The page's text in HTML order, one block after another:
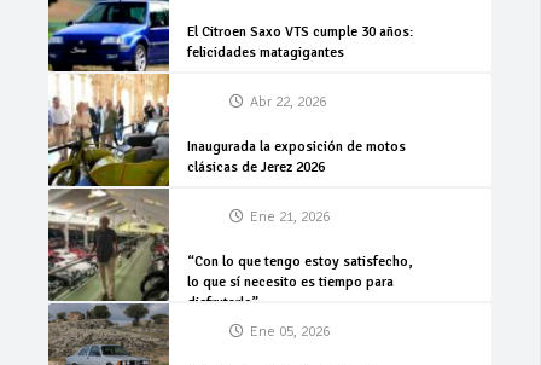
El Citroen Saxo VTS cumple 30 años:
felicidades matagigantes
Abr 22, 2026
Inaugurada la exposición de motos
clásicas de Jerez 2026
Ene 21, 2026
“Con lo que tengo estoy satisfecho,
lo que sí necesito es tiempo para
disfrutarlo”
Ene 05, 2026